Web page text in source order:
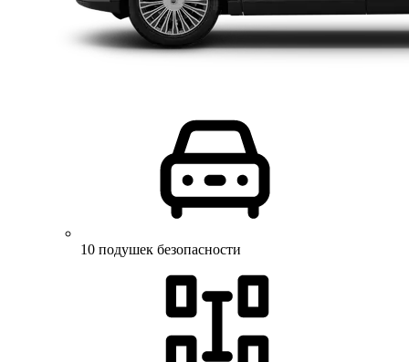
10 подушек безопасности